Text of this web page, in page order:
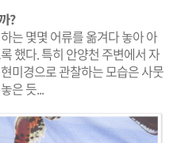
?
는 몇몇 어류를 옮겨다 놓아 아
했다. 특히 안양천 주변에서 자
미경으로 관찰하는 모습은 사뭇
은 듯...